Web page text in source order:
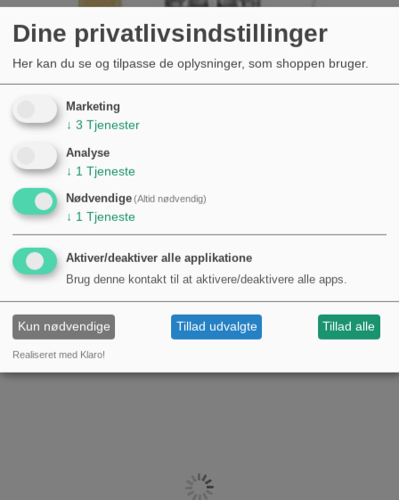
PÆRE H3 12V55W OSRAM NIGHT
BREAKER LASER
127,00 kr.
Dine privatlivsindstillinger
Her kan du se og tilpasse de oplysninger, som shoppen bruger.
Marketing
↓ 3 Tjenester
Analyse
↓ 1 Tjeneste
Nødvendige(Altid nødvendig)
↓ 1 Tjeneste
Aktiver/deaktiver alle applikatione
Brug denne kontakt til at aktivere/deaktivere alle apps.
Kun nødvendige Tillad udvalgte Tillad alle
Realiseret med Klaro!